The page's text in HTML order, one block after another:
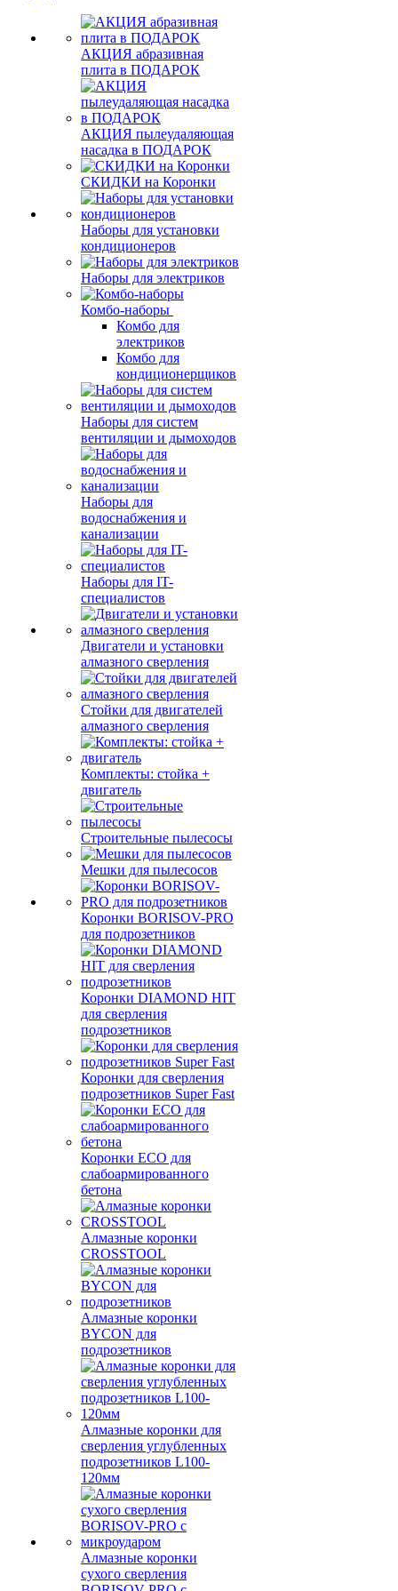
АКЦИЯ абразивная
плита в ПОДАРОК
АКЦИЯ пылеудаляющая
насадка в ПОДАРОК
СКИДКИ на Коронки
Наборы для установки
кондиционеров
Наборы для электриков
Комбо-наборы
Комбо для
электриков
Комбо для
кондиционерщиков
Наборы для систем
вентиляции и дымоходов
Наборы для
водоснабжения и
канализации
Наборы для IT-
специалистов
Двигатели и установки
алмазного сверления
Стойки для двигателей
алмазного сверления
Комплекты: стойка +
двигатель
Строительные пылесосы
Мешки для пылесосов
Коронки BORISOV-PRO
для подрозетников
Коронки DIAMOND HIT
для сверления
подрозетников
Коронки для сверления
подрозетников Super Fast
Коронки ECO для
слабоармированного
бетона
Алмазные коронки
CROSSTOOL
Алмазные коронки
BYCON для
подрозетников
Алмазные коронки для
сверления углубленных
подрозетников L100-
120мм
Алмазные коронки
сухого сверления